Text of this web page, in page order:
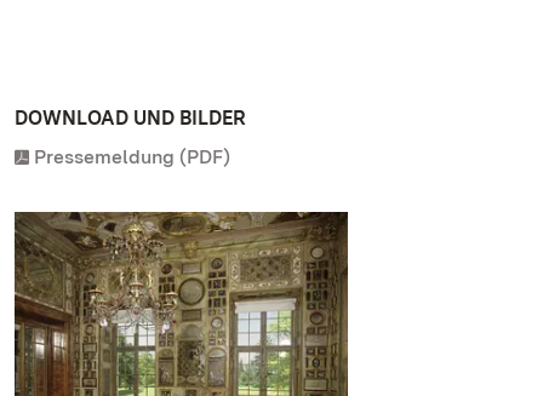
DOWNLOAD UND BILDER
Pressemeldung (PDF)